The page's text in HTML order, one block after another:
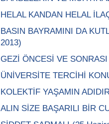
HELAL KANDAN HELAL
BASIN BAYRAMINI DA
2013)
GEZİ ÖNCESİ VE
ÜNİVERSİTE TERCİHİ
KOLEKTİF YAŞAMIN
ALIN SİZE BAŞARILI BİR